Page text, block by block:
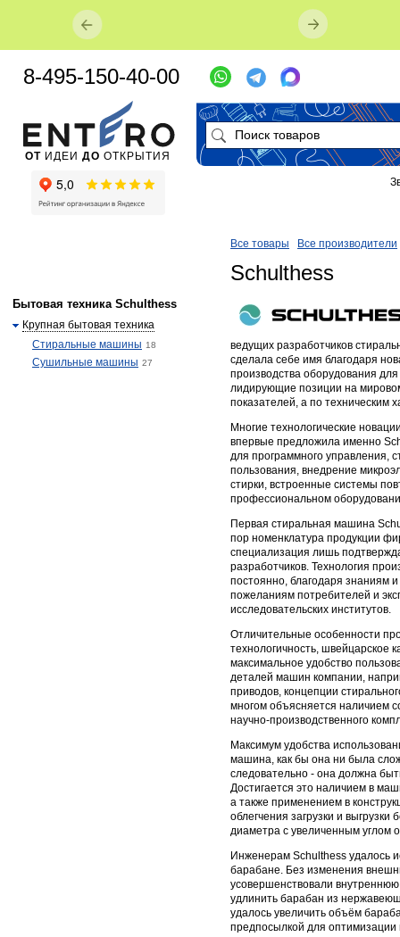
Все товары Все производители
Schulthess
ведущих разработчиков
сделала себе имя благодаря
производства оборудования
лидирующие позиции на
показателей, а по техническим
Многие технологические
впервые предложила именно
для программного управления,
пользования, внедрение
стирки, встроенные системы
профессиональном
Первая стиральная машина
пор номенклатура продукции
специализация лишь
разработчиков. Технология
постоянно, благодаря знаниям
пожеланиям потребителей и
исследовательских институтов.
Отличительные особенности
технологичность, швейцарское
максимальное удобство
деталей машин компании,
приводов, концепции
многом объясняется наличием
научно-производственного
Максимум удобства
машина, как бы она ни была
следовательно - она должна
Достигается это наличием в
а также применением в
облегчения загрузки и
диаметра с увеличенным углом
Инженерам Schulthess удалось
барабане. Без изменения
усовершенствовали
удлинить барабан из
удалось увеличить объём
предпосылкой для оптимизации
Бытовая техника Schulthess
Крупная бытовая техника
Стиральные машины 18
Сушильные машины 27
ОТ ИДЕИ ДО ОТКРЫТИЯ
8-495-150-40-00